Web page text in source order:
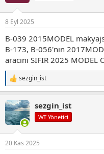
8 Eyl 2025
B-039 2015MODEL
B-173, B-056'nın
aracını SIFIR 2025 MODEL
T
e
k
i
l
r
:
sezgin_ist
sezgin_ist
WT Yönetici
20 Kas 2025